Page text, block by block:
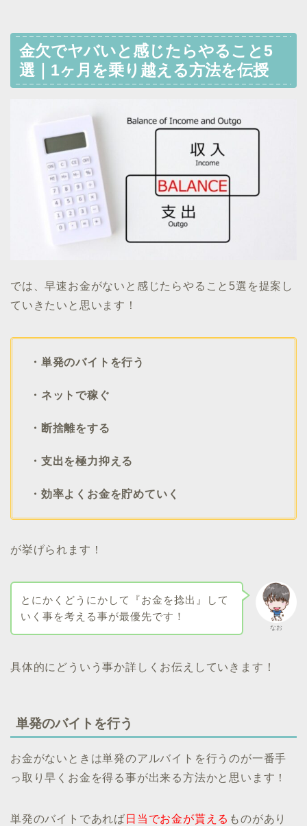
金欠でヤバいと感じたらやること5
選｜1ヶ月を乗り越える方法を伝授
では、早速お金がないと感じたらやること5選を提案し
ていきたいと思います！
・単発のバイトを行う
・ネットで稼ぐ
・断捨離をする
・支出を極力抑える
・効率よくお金を貯めていく
が挙げられます！
なお
とにかくどうにかして『お金を捻出』して
いく事を考える事が最優先です！
具体的にどういう事か詳しくお伝えしていきます！
単発のバイトを行う
お金がないときは単発のアルバイトを行うのが一番手
っ取り早くお金を得る事が出来る方法かと思います！
単発のバイトであれば 日当でお金が貰える ものがあり